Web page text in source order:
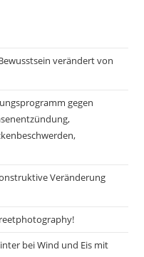
verändert von
gegen
Veränderung
bei Wind und Eis mit